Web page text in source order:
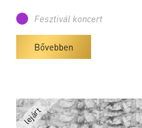
Fesztivál koncert
Bővebben